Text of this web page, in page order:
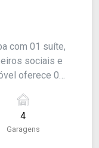
com 01 suíte,
sociais e
oferece 04
04 veículos.
4
Garagens